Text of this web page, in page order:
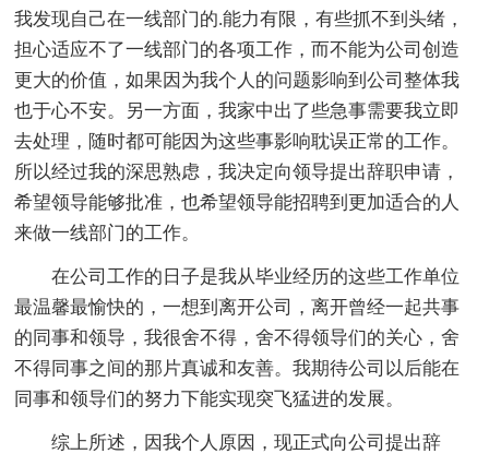
我发现自己在一线部门的.能力有限，有些抓不到头绪，
担心适应不了一线部门的各项工作，而不能为公司创造
更大的价值，如果因为我个人的问题影响到公司整体我
也于心不安。另一方面，我家中出了些急事需要我立即
去处理，随时都可能因为这些事影响耽误正常的工作。
所以经过我的深思熟虑，我决定向领导提出辞职申请，
希望领导能够批准，也希望领导能招聘到更加适合的人
来做一线部门的工作。
在公司工作的日子是我从毕业经历的这些工作单位
最温馨最愉快的，一想到离开公司，离开曾经一起共事
的同事和领导，我很舍不得，舍不得领导们的关心，舍
不得同事之间的那片真诚和友善。我期待公司以后能在
同事和领导们的努力下能实现突飞猛进的发展。
综上所述，因我个人原因，现正式向公司提出辞